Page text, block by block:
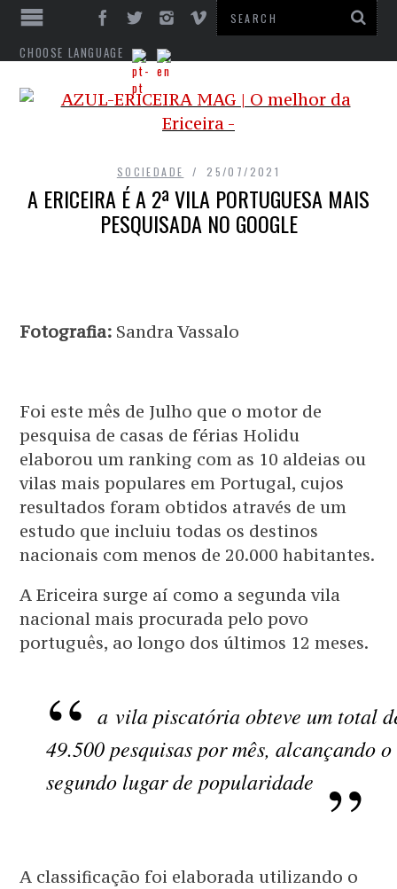
CHOOSE LANGUAGE
SOCIEDADE 25/07/2021
A ERICEIRA É A 2ª VILA PORTUGUESA MAIS
PESQUISADA NO GOOGLE
Fotografia: Sandra Vassalo
Foi este mês de Julho que o motor de
pesquisa de casas de férias Holidu
elaborou um ranking com as 10 aldeias ou
vilas mais populares em Portugal, cujos
resultados foram obtidos através de um
estudo que incluiu todas os destinos
nacionais com menos de 20.000 habitantes.
A Ericeira surge aí como a segunda vila
nacional mais procurada pelo povo
português, ao longo dos últimos 12 meses.
a vila piscatória obteve um total
49.500 pesquisas por mês, alcançando o
segundo lugar de popularidade
A classificação foi elaborada utilizando o